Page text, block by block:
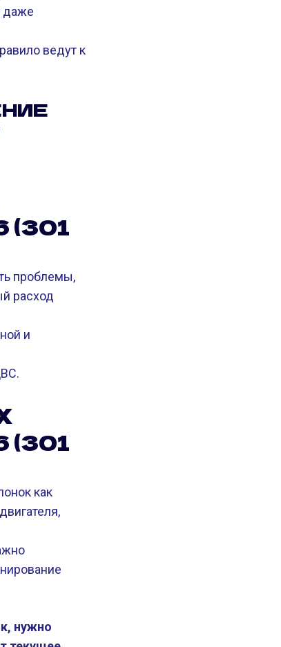
даже
ведут к
(301
проблемы,
расход
и
(301
как
нужно